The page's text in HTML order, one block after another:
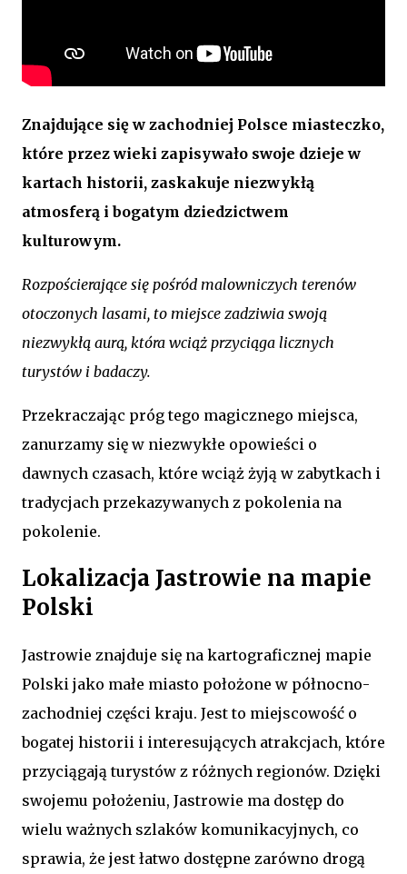
Znajdujące się w zachodniej Polsce miasteczko,
które przez wieki zapisywało swoje dzieje w
kartach historii, zaskakuje niezwykłą
atmosferą i bogatym dziedzictwem
kulturowym.
Rozpościerające się pośród malowniczych terenów
otoczonych lasami, to miejsce zadziwia swoją
niezwykłą aurą, która wciąż przyciąga licznych
turystów i badaczy.
Przekraczając próg tego magicznego miejsca,
zanurzamy się w niezwykłe opowieści o
dawnych czasach, które wciąż żyją w zabytkach i
tradycjach przekazywanych z pokolenia na
pokolenie.
Lokalizacja Jastrowie na mapie
Polski
Jastrowie znajduje się na kartograficznej mapie
Polski jako małe miasto położone w północno-
zachodniej części kraju. Jest to miejscowość o
bogatej historii i interesujących atrakcjach, które
przyciągają turystów z różnych regionów. Dzięki
swojemu położeniu, Jastrowie ma dostęp do
wielu ważnych szlaków komunikacyjnych, co
sprawia, że jest łatwo dostępne zarówno drogą